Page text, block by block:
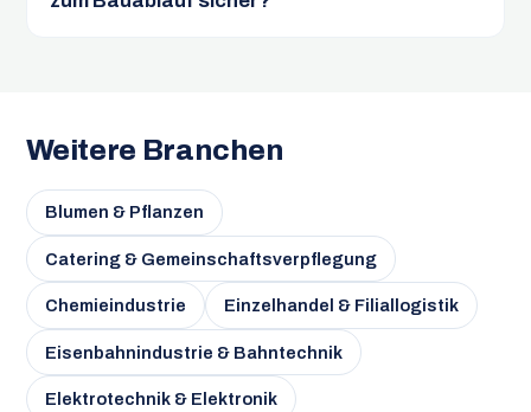
Weitere Branchen
Blumen & Pflanzen
Catering & Gemeinschaftsverpflegung
Chemieindustrie Einzelhandel & Filiallogistik
Eisenbahnindustrie & Bahntechnik
Elektrotechnik & Elektronik